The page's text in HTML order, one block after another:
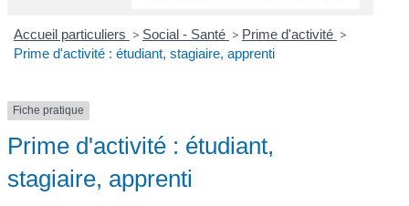
Accueil particuliers > Social - Santé > Prime d'activité >
Prime d'activité : étudiant, stagiaire, apprenti
Fiche pratique
Prime d'activité : étudiant,
stagiaire, apprenti